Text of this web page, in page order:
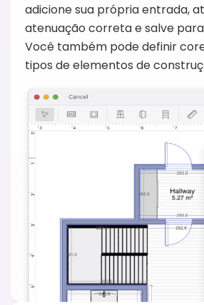
adicione sua própria entrada,
atenuação correta e salve
Você também pode definir
tipos de elementos de